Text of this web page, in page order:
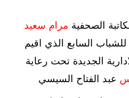
الصحفية مرام سعيد
للشباب السابع الذي اقيم
الجديدة تحت رعاية
عبد الفتاح السيسي